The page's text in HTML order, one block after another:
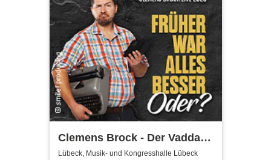
Clemens Brock - Der Vadda -
Früher war alles besser,
Lübeck, Musik- und Kongresshalle Lübeck